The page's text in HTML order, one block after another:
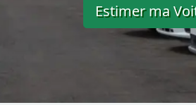
Estimer ma